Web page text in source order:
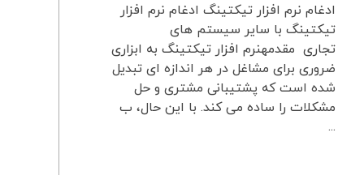
ادغام نرم افزار تیکتینگ ادغام نرم افزار
تیکتینگ با سایر سیستم های
تجاری مقدمهنرم افزار تیکتینگ به ابزاری
ضروری برای مشاغل در هر اندازه ای تبدیل
شده است که پشتیبانی مشتری و حل
مشکلات را ساده می کند. با این حال، ب
...